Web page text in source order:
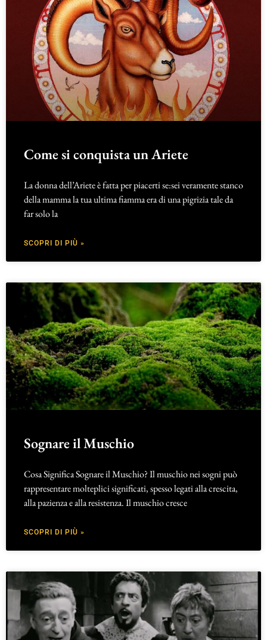
Come si conquista un Ariete
La donna dell’Ariete è fatta per piacerti se:sei veramente stanco
della mamma la tua ultima fiamma era di una pigrizia tale da
far solo la
SCOPRI DI PIÙ »
Sognare il Muschio
Cosa Significa Sognare il Muschio? Il muschio nei sogni può
rappresentare molteplici significati, spesso legati alla crescita,
alla pazienza e alla resistenza. Il muschio cresce
SCOPRI DI PIÙ »